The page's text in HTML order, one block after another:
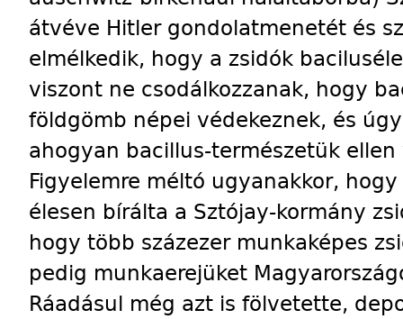
átvéve Hitler gondolatmenetét és
elmélkedik, hogy a zsidók
viszont ne csodálkozzanak, hogy
földgömb népei védekeznek, és
ahogyan bacillus-természetük
Figyelemre méltó ugyanakkor,
élesen bírálta a Sztójay-kormány
hogy több százezer munkaképes
pedig munkaerejüket
Ráadásul még azt is fölvetette,